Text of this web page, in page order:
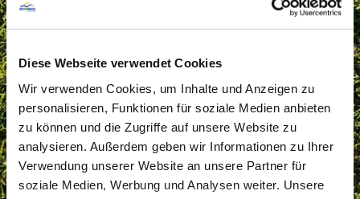
Diese Webseite verwendet Cookies
Wir verwenden Cookies, um Inhalte und Anzeigen zu
personalisieren, Funktionen für soziale Medien anbieten
zu können und die Zugriffe auf unsere Website zu
analysieren. Außerdem geben wir Informationen zu Ihrer
Verwendung unserer Website an unsere Partner für
soziale Medien, Werbung und Analysen weiter. Unsere
Lieblingsstelle: ganz klar Abschlag 15
– wegen des Panoramablicks
Schwierigstes Loch: An Bahn 17 -
zwischen zwei Teichen